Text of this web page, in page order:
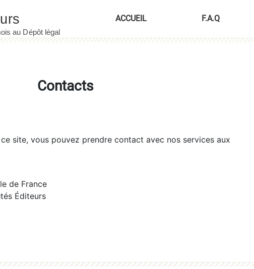
ACCUEIL F.A.Q
Contacts
site, vous pouvez prendre contact avec nos services aux
de France
Éditeurs